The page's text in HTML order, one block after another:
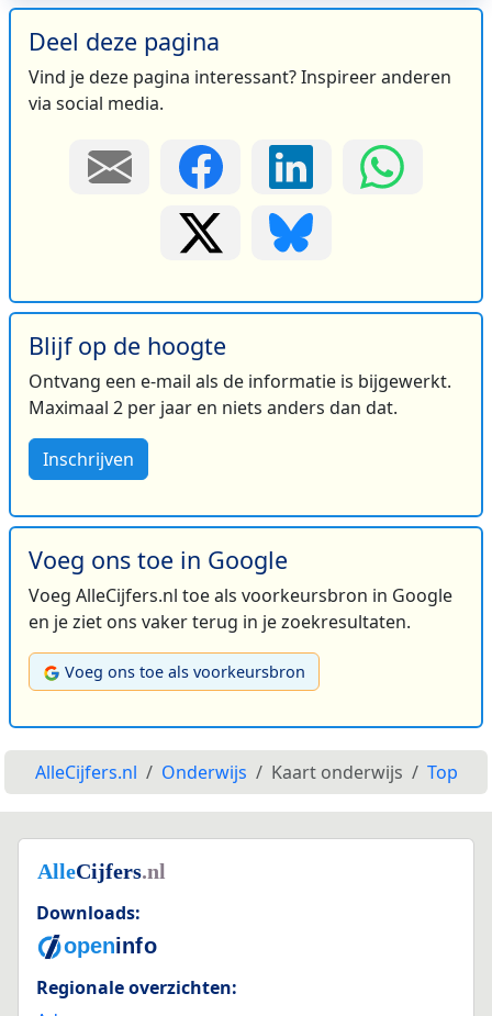
Deel deze pagina
Vind je deze pagina interessant? Inspireer anderen
via social media.
Blijf op de hoogte
Ontvang een e-mail als de informatie is bijgewerkt.
Maximaal 2 per jaar en niets anders dan dat.
Inschrijven
Voeg ons toe in Google
Voeg AlleCijfers.nl toe als voorkeursbron in Google
en je ziet ons vaker terug in je zoekresultaten.
Voeg ons toe als voorkeursbron
AlleCijfers.nl Onderwijs Kaart onderwijs Top
Downloads:
Regionale overzichten: